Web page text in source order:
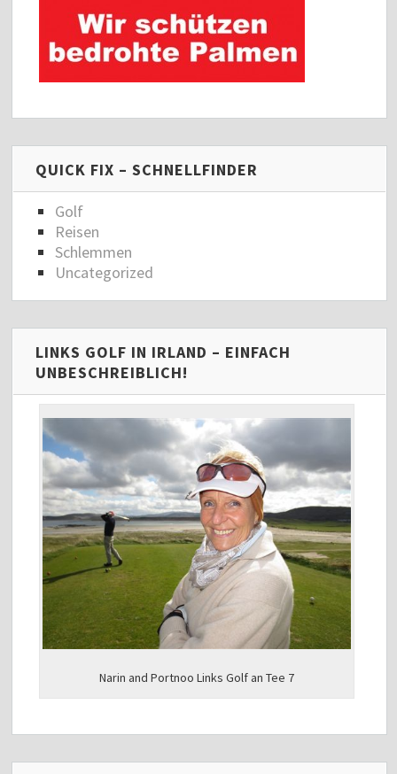
QUICK FIX – SCHNELLFINDER
Golf
Reisen
Schlemmen
Uncategorized
LINKS GOLF IN IRLAND – EINFACH
UNBESCHREIBLICH!
Narin and Portnoo Links Golf an Tee 7